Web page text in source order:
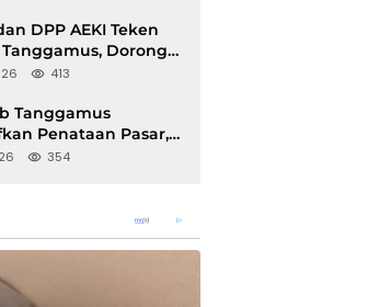
DPP AEKI Teken
Dorong
Hijau Berbasis Kopi
413
Tanggamus
Penataan Pasar,
Diajak Tempati
354